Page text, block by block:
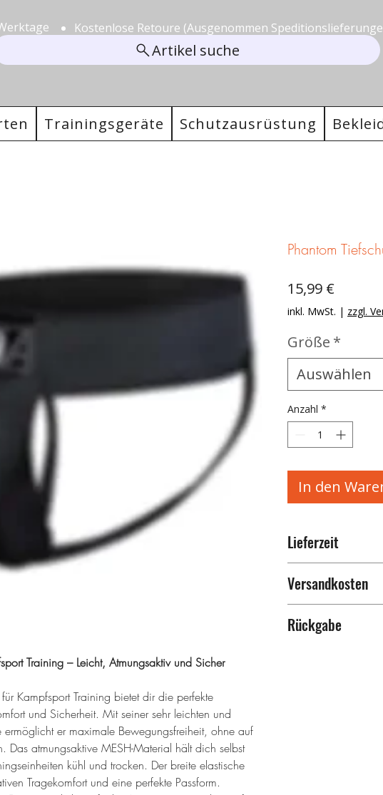
Kostenlose Retoure (Ausgenommen
Artikel suche
Trainingsgeräte Schutzausrüstung
Training – Leicht, Atmungsaktiv und Sicher
für Kampfsport Training bietet dir die perfekte
und Sicherheit. Mit seiner sehr leichten und
ermöglicht er maximale Bewegungsfreiheit, ohne auf
Das atmungsaktive MESH-Material hält dich selbst
kühl und trocken. Der breite elastische
Tragekomfort und eine perfekte Passform.
Phantom
15,99 €
inkl. MwSt. | zzgl.
Größe *
Auswählen
Anzahl *
In den
Lieferzeit
3–5 Werktage
Deutschland)
Versandkosten
Die
Warenkorb
Rückgabe